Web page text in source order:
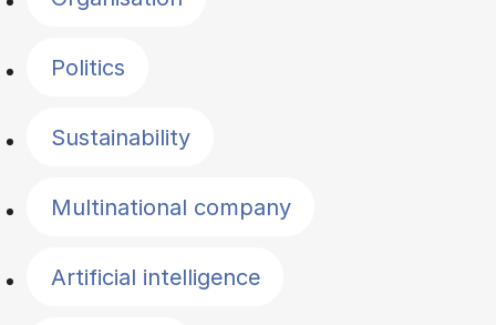
Politics
Sustainability
Multinational company
Artificial intelligence